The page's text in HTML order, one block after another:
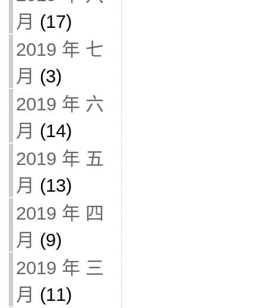
月 (17)
2019 年 七
月 (3)
2019 年 六
月 (14)
2019 年 五
月 (13)
2019 年 四
月 (9)
2019 年 三
月 (11)